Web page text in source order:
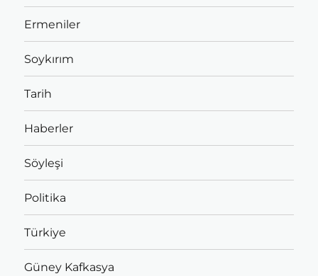
Ermeniler
Soykırım
Tarih
Haberler
Söyleşi
Politika
Türkiye
Güney Kafkasya